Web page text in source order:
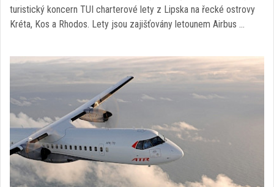
turistický koncern TUI charterové lety z Lipska na řecké ostrovy
Kréta, Kos a Rhodos. Lety jsou zajišťovány letounem Airbus …